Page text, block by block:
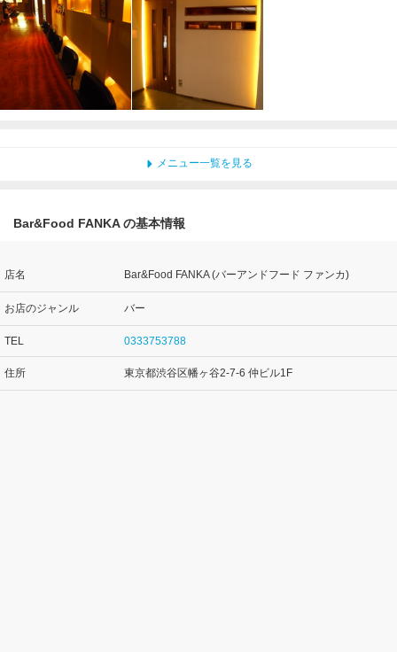
メニュー一覧を見る
Bar&Food FANKA の基本情報
店名 Bar&Food FANKA (バーアンドフード ファンカ)
お店のジャンル バー
TEL 0333753788
住所 東京都渋谷区幡ヶ谷2-7-6 仲ビル1F